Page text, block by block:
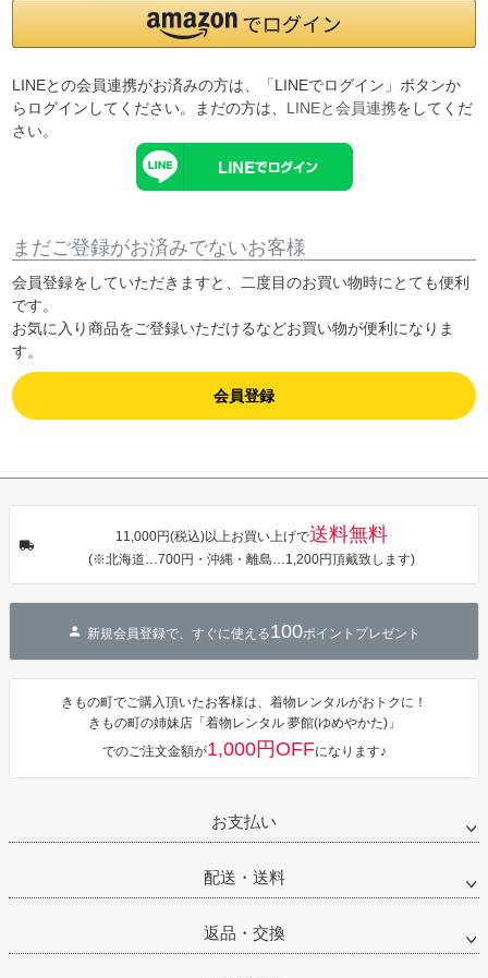
LINEとの会員連携がお済みの方は、「LINEでログイン」ボタンか
らログインしてください。まだの方は、 LINEと会員連携をしてくだ
さい。
まだご登録がお済みでないお客様
会員登録をしていただきますと、二度目のお買い物時にとても便利
です。
お気に入り商品をご登録いただけるなどお買い物が便利になりま
す。
会員登録
11,000円(税込)以上お買い上げで送料無料
(※北海道…700円・沖縄・離島…1,200円頂戴致します)
新規会員登録で、すぐに使える100ポイントプレゼント
きもの町でご購入頂いたお客様は、着物レンタルがおトクに！
きもの町の姉妹店「着物レンタル 夢館(ゆめやかた)」
でのご注文金額が1,000円OFFになります♪
お支払い
配送・送料
返品・交換